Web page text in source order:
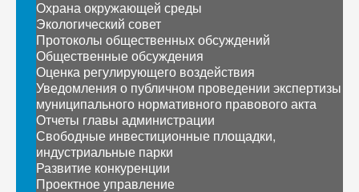
Охрана окружающей среды
Экологический совет
Протоколы общественных обсуждений
Общественные обсуждения
Оценка регулирующего воздействия
Уведомления о публичном проведении экспертизы
муниципального нормативного правового акта
Отчеты главы администрации
Свободные инвестиционные площадки,
индустриальные парки
Развитие конкуренции
Проектное управление